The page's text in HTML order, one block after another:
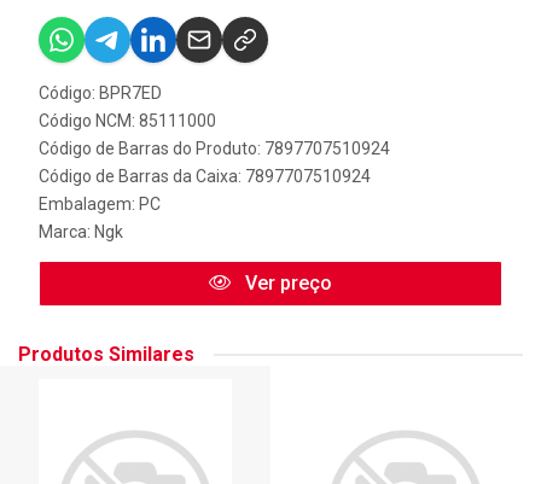
Código: BPR7ED
Código NCM: 85111000
Código de Barras do Produto: 7897707510924
Código de Barras da Caixa: 7897707510924
Embalagem: PC
Marca: Ngk
Ver preço
Produtos Similares